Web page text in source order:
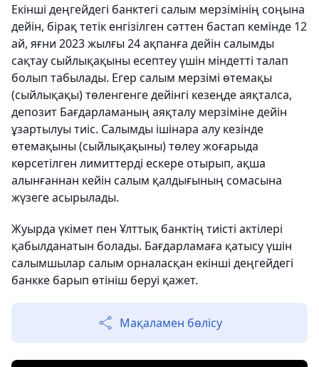
Екінші деңгейдегі банктегі салым мерзімінің соңына
дейін, бірақ тетік енгізілген сәттен бастап кемінде 12
ай, яғни 2023 жылғы 24 ақпанға дейін салымды
сақтау сыйлықақыны есептеу үшін міндетті талап
болып табылады. Егер салым мерзімі өтемақы
(сыйлықақы) төленгенге дейінгі кезеңде аяқталса,
депозит Бағдарламаның аяқталу мерзіміне дейін
ұзартылуы тиіс. Салымды ішінара алу кезінде
өтемақыны (сыйлықақыны) төлеу жоғарыда
көрсетілген лимиттерді ескере отырып, ақша
алынғаннан кейін салым қалдығының сомасына
жүзеге асырылады.
Жуырда үкімет пен Ұлттық банктің тиісті актілері
қабылданатын болады. Бағдарламаға қатысу үшін
салымшылар салым орналасқан екінші деңгейдегі
банкке барып өтініш беруі қажет.
Мақаламен бөлісу